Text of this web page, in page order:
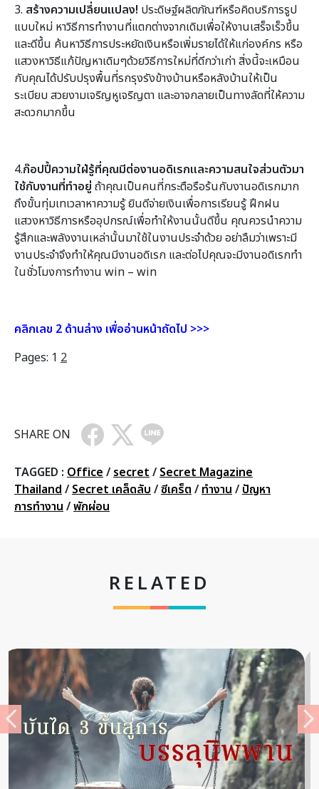
3. สร้างความเปลี่ยนแปลง! ประดิษฐ์ผลิตภัณฑ์หรือคิดบริการรูป
แบบใหม่ หาวิธีการทำงานที่แตกต่างจากเดิมเพื่อให้งานเสร็จเร็วขึ้น
และดีขึ้น ค้นหาวิธีการประหยัดเงินหรือเพิ่มรายได้ให้แก่องค์กร หรือ
แสวงหาวิธีแก้ปัญหาเดิมๆด้วยวิธีการใหม่ที่ดีกว่าเก่า สิ่งนี้จะเหมือน
กับคุณได้ปรับปรุงพื้นที่รกรุงรังข้างบ้านหรือหลังบ้านให้เป็น
ระเบียบ สวยงามเจริญหูเจริญตา และอาจกลายเป็นทางลัดที่ให้ความ
สะดวกมากขึ้น
4.ก๊อปปี้ความใฝ่รู้ที่คุณมีต่องานอดิเรกและความสนใจส่วนตัวมา
ใช้กับงานที่ทำอยู่ ถ้าคุณเป็นคนที่กระตือรือร้นกับงานอดิเรกมาก
ถึงขั้นทุ่มเทเวลาหาความรู้ ยินดีจ่ายเงินเพื่อการเรียนรู้ ฝึกฝน
แสวงหาวิธีการหรืออุปกรณ์เพื่อทำให้งานนั้นดีขึ้น คุณควรนำความ
รู้สึกและพลังงานเหล่านั้นมาใช้ในงานประจำด้วย อย่าลืมว่าเพราะมี
งานประจำจึงทำให้คุณมีงานอดิเรก และต่อไปคุณจะมีงานอดิเรกทำ
ในชั่วโมงการทำงาน win – win
คลิกเลข 2 ด้านล่าง เพื่ออ่านหน้าถัดไป >>>
Pages: 1 2
SHARE ON
TAGGED : Office / secret / Secret Magazine
Thailand / Secret เคล็ดลับ /ซีเคร็ต / ทำงาน / ปัญหา
การทำงาน /พักผ่อน
RELATED